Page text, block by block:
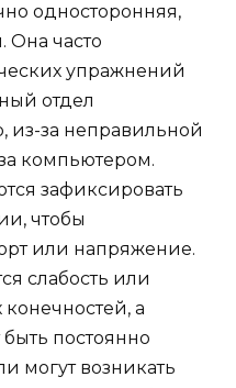
односторонняя,
Она часто
упражнений
отдел
из-за неправильной
компьютером.
зафиксировать
чтобы
или напряжение.
слабость или
а
постоянно
могут возникать